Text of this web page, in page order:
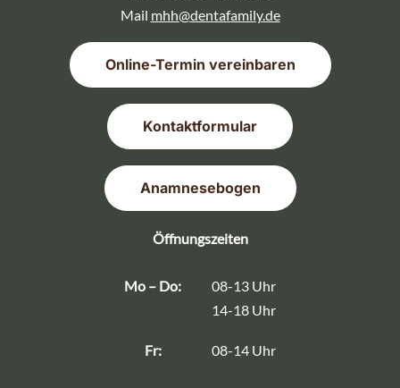
Mail mhh@dentafamily.de
Online-Termin vereinbaren
Kontaktformular
Anamnesebogen
Öffnungszeiten
Mo – Do:
08-13 Uhr
14-18 Uhr
Fr: 08-14 Uhr